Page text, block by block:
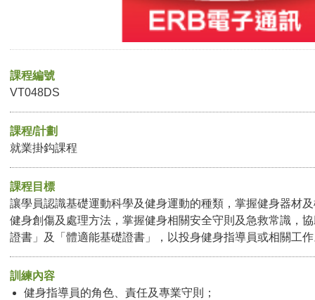
課程編號
VT048DS
課程/計劃
就業掛鈎課程
課程目標
讓學員認識基礎運動科學及健身運動的種類，掌握健身器材
健身創傷及處理方法，掌握健身相關安全守則及急救常識，
證書」及「體適能基礎證書」，以投身健身指導員或相關工
訓練內容
健身指導員的角色、責任及專業守則；